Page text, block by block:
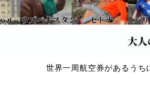
世界一周航空券があるうち